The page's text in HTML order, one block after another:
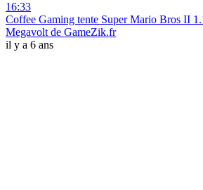
16:33
Coffee Gaming tente Super Mario Bros II
Megavolt de GameZik.fr
il y a 6 ans